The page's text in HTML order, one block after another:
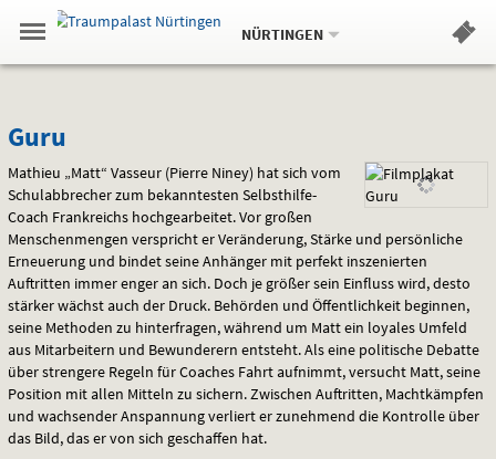
Springe
zum
,zum
.
Navigation
Gehe
zur
Standortauswahl
Standort:
NÜRTINGEN.
Hinweis
Guru
Guru
Mathieu „Matt“ Vasseur (Pierre Niney) hat sich vom
Schulabbrecher zum bekanntesten Selbsthilfe-
Coach Frankreichs hochgearbeitet. Vor großen
Menschenmengen verspricht er Veränderung, Stärke und persönliche
Erneuerung und bindet seine Anhänger mit perfekt inszenierten
Auftritten immer enger an sich. Doch je größer sein Einfluss wird, desto
stärker wächst auch der Druck. Behörden und Öffentlichkeit beginnen,
seine Methoden zu hinterfragen, während um Matt ein loyales Umfeld
aus Mitarbeitern und Bewunderern entsteht. Als eine politische Debatte
über strengere Regeln für Coaches Fahrt aufnimmt, versucht Matt, seine
Position mit allen Mitteln zu sichern. Zwischen Auftritten, Machtkämpfen
und wachsender Anspannung verliert er zunehmend die Kontrolle über
das Bild, das er von sich geschaffen hat.